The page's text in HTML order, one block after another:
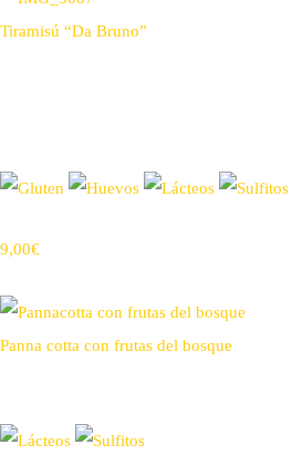
Tiramisú “Da Bruno”
9,00€
Panna cotta con frutas del bosque